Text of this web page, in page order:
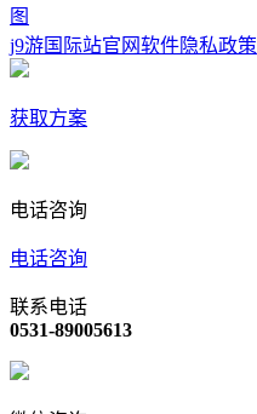
图
j9游国际站官网软件隐私政策
获取方案
电话咨询
电话咨询
联系电话
0531-89005613